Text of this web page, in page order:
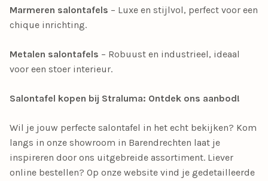
Marmeren salontafels – Luxe en stijlvol, perfect voor een
chique inrichting.
Metalen salontafels – Robuust en industrieel, ideaal
voor een stoer interieur.
Salontafel kopen bij Straluma: Ontdek ons aanbod!
Wil je jouw perfecte salontafel in het echt bekijken? Kom
langs in onze showroom in Barendrechten laat je
inspireren door ons uitgebreide assortiment. Liever
online bestellen? Op onze website vind je gedetailleerde